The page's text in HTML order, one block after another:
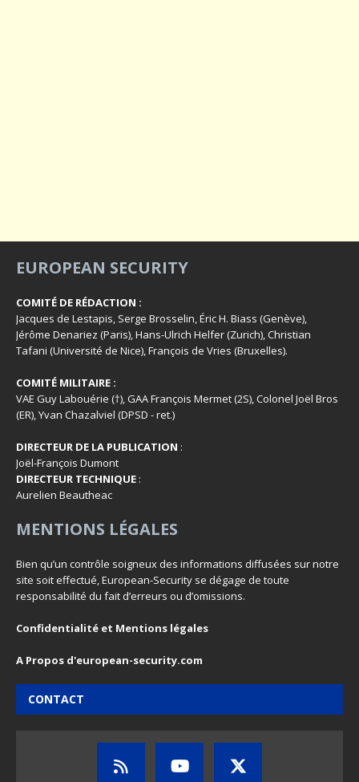
EUROPEAN SECURITY
COMITÉ DE RÉDACTION :
Jacques de Lestapis, Serge Brosselin, Éric H. Biass (Genève),
Jérôme Denariez (Paris), Hans-Ulrich Helfer (Zurich), Christian
Tafani (Université de Nice), François de Vries (Bruxelles).
COMITÉ MILITAIRE :
VAE Guy Labouérie (†), GAA François Mermet (2S), Colonel Joël Bros
(ER), Yvan Chazalviel (DPSD - ret.)
DIRECTEUR DE LA PUBLICATION :
Joël-François Dumont
DIRECTEUR TECHNIQUE :
Aurelien Beautheac
MENTIONS LÉGALES
Bien qu’un contrôle soigneux des informations diffusées sur notre
site soit effectué, European-Security se dégage de toute
responsabilité du fait d’erreurs ou d’omissions.
Confidentialité et Mentions légales
A Propos d'european-security.com
CONTACT